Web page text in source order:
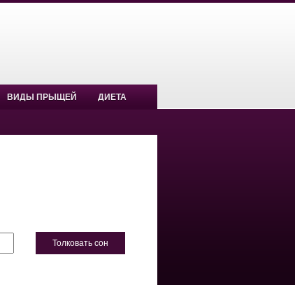
ВИДЫ ПРЫЩЕЙ ДИЕТА
Толковать сон